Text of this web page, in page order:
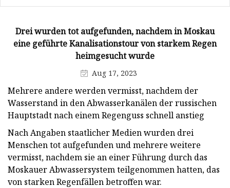
Drei wurden tot aufgefunden, nachdem in Moskau
eine geführte Kanalisationstour von starkem Regen
heimgesucht wurde
Aug 17, 2023
Mehrere andere werden vermisst, nachdem der
Wasserstand in den Abwasserkanälen der russischen
Hauptstadt nach einem Regenguss schnell anstieg
Nach Angaben staatlicher Medien wurden drei
Menschen tot aufgefunden und mehrere weitere
vermisst, nachdem sie an einer Führung durch das
Moskauer Abwassersystem teilgenommen hatten, das
von starken Regenfällen betroffen war.